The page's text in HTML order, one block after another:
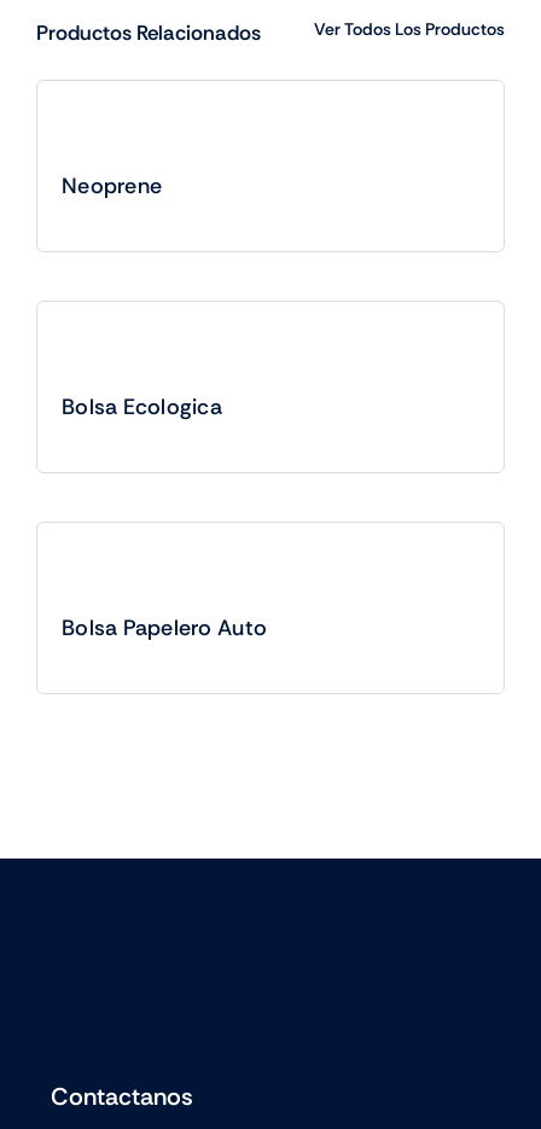
Productos Relacionados Ver Todos Los Productos
Neoprene
Bolsa Ecologica
Bolsa Papelero Auto
Contactanos